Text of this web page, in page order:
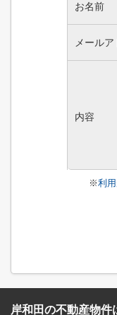
お名前
メールア
内容
※利
岸和田の不動産物